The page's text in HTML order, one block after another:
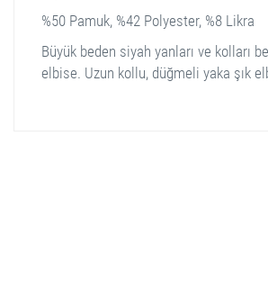
%50 Pamuk, %42 Polyester, %8 Likra
Büyük beden siyah yanları ve kolları
elbise. Uzun kollu, düğmeli yaka şık